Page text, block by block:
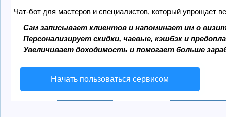
Чат-бот для мастеров и специалистов, который упрощает
— Сам записывает клиентов и напоминает им о
— Персонализирует скидки, чаевые, кэшбэк и
— Увеличивает доходимость и помогает больше
Начать пользоваться сервисом